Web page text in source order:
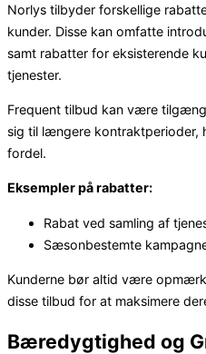
Norlys tilbyder forskellige
kunder. Disse kan omfatte
samt rabatter for eksisterende
tjenester.
Frequent tilbud kan være
sig til længere kontraktperioder,
fordel.
Eksempler på rabatter:
Rabat ved samling af
Sæsonbestemte
Kunderne bør altid være
disse tilbud for at maksimere
Bæredygtighed og